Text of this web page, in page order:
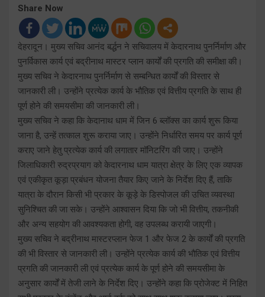
Share Now
देहरादून। मुख्य सचिव आनंद बर्द्धन ने सचिवालय में केदारनाथ पुनर्निर्माण और
पुनर्विकास कार्य एवं बद्रीनाथ मास्टर प्लान कार्यों की प्रगति की समीक्षा की।
मुख्य सचिव ने केदारनाथ पुनर्निर्माण से सम्बन्धित कार्यों की विस्तार से
जानकारी ली। उन्होंने प्रत्येक कार्य के भौतिक एवं वित्तीय प्रगति के साथ ही
पूर्ण होने की समयसीमा की जानकारी ली।
मुख्य सचिव ने कहा कि केदानाथ धाम में जिन 6 ब्लॉक्स का कार्य शुरू किया
जाना है, उन्हें तत्काल शुरू कराया जाए। उन्होंने निर्धारित समय पर कार्य पूर्ण
कराए जाने हेतु प्रत्येक कार्य की लगातार मॉनिटरिंग की जाए। उन्होंने
जिलाधिकारी रुद्रप्रयाग को केदारनाथ धाम यात्रा क्षेत्र के लिए एक व्यापक
एवं एकीकृत कूड़ा प्रबंधन योजना तैयार किए जाने के निर्देश दिए हैं, ताकि
यात्रा के दौरान किसी भी प्रकार के कूड़े के डिस्पोजल की उचित व्यवस्था
सुनिश्चित की जा सके। उन्होंने आश्वासन दिया कि जो भी वित्तीय, तकनीकी
और अन्य सहयोग की आवश्यकता होगी, वह उपलब्ध करायी जाएगी।
मुख्य सचिव ने बद्रीनाथ मास्टरप्लान फेज 1 और फेज 2 के कार्यों की प्रगति
की भी विस्तार से जानकारी ली। उन्होंने प्रत्येक कार्य की भौतिक एवं वित्तीय
प्रगति की जानकारी ली एवं प्रत्येक कार्य के पूर्ण होने की समयसीमा के
अनुसार कार्यों में तेजी लाने के निर्देश दिए। उन्होंने कहा कि प्रोजेक्ट में निहित